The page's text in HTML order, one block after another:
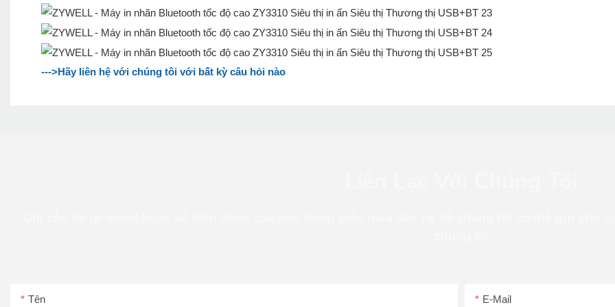
--->Hãy liên hệ với chúng tôi với bất kỳ câu hỏi nào
Tên E-Mail